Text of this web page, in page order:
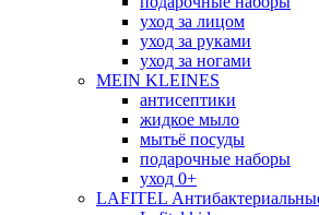
уход за лицом
уход за руками
уход за ногами
MEIN KLEINES
антисептики
жидкое мыло
мытьё посуды
подарочные наборы
уход 0+
LAFITEL